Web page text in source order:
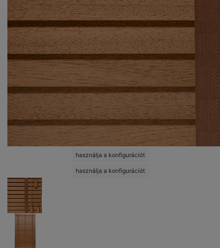
használja a konfigurációt
használja a konfigurációt